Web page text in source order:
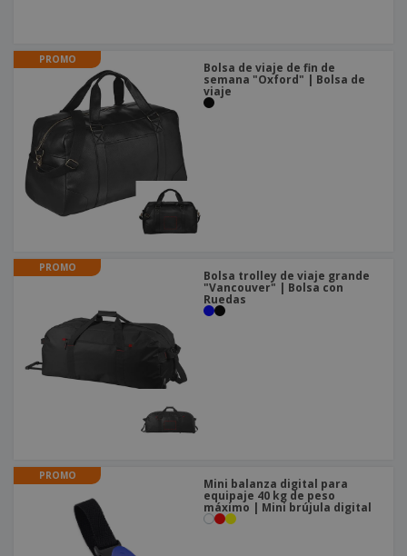
PROMO
Bolsa de viaje de fin de
semana "Oxford" | Bolsa de
viaje
PROMO
Bolsa trolley de viaje grande
"Vancouver" | Bolsa con
Ruedas
PROMO
Mini balanza digital para
equipaje 40 kg de peso
máximo | Mini brújula digital